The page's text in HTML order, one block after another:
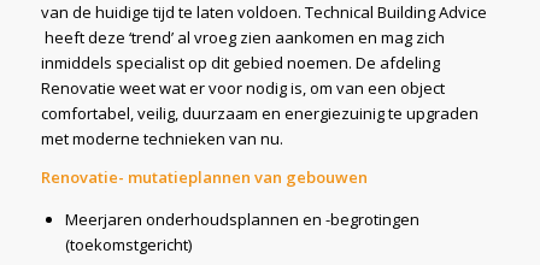
van de huidige tijd te laten voldoen. Technical Building Advice
heeft deze ‘trend’ al vroeg zien aankomen en mag zich
inmiddels specialist op dit gebied noemen. De afdeling
Renovatie weet wat er voor nodig is, om van een object
comfortabel, veilig, duurzaam en energiezuinig te upgraden
met moderne technieken van nu.
Renovatie- mutatieplannen van gebouwen
Meerjaren onderhoudsplannen en -begrotingen
(toekomstgericht)